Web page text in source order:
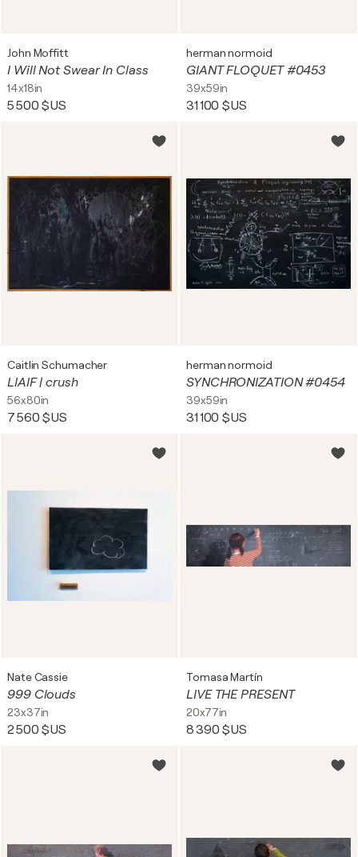
John Moffitt
I Will Not Swear In Class
14x18in
5 500 $US
herman normoid
GIANT FLOQUET #0453
39x59in
31 100 $US
Caitlin Schumacher
LIAIF | crush
56x80in
7 560 $US
herman normoid
SYNCHRONIZATION #0454
39x59in
31 100 $US
Nate Cassie
999 Clouds
23x37in
2 500 $US
Tomasa Martín
LIVE THE PRESENT
20x77in
8 390 $US